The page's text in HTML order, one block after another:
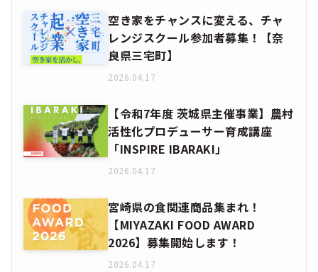
空き家をチャンスに変える、チャ
レンジスクール参加者募集！【奈
良県三宅町】
2026.04.17
【令和7年度 茨城県主催事業】農村
活性化プロデューサー育成講座
「INSPIRE IBARAKI」
2026.04.17
宮崎県の食関連商品集まれ！
【MIYAZAKI FOOD AWARD
2026】募集開始します！
2026.04.17